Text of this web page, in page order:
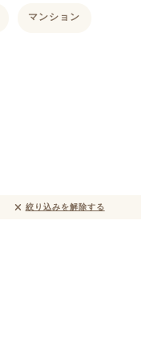
マンション
絞り込みを解除する